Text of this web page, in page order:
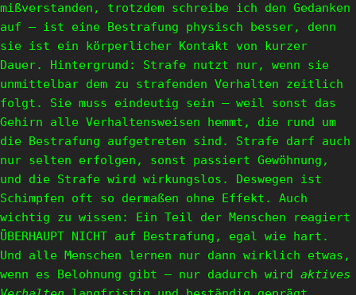
mißverstanden, trotzdem schreibe ich den Gedanken
auf – ist eine Bestrafung physisch besser, denn
sie ist ein körperlicher Kontakt von kurzer
Dauer. Hintergrund: Strafe nutzt nur, wenn sie
unmittelbar dem zu strafenden Verhalten zeitlich
folgt. Sie muss eindeutig sein – weil sonst das
Gehirn alle Verhaltensweisen hemmt, die rund um
die Bestrafung aufgetreten sind. Strafe darf auch
nur selten erfolgen, sonst passiert Gewöhnung,
und die Strafe wird wirkungslos. Deswegen ist
Schimpfen oft so dermaßen ohne Effekt. Auch
wichtig zu wissen: Ein Teil der Menschen reagiert
ÜBERHAUPT NICHT auf Bestrafung, egal wie hart.
Und alle Menschen lernen nur dann wirklich etwas,
wenn es Belohnung gibt – nur dadurch wird aktives